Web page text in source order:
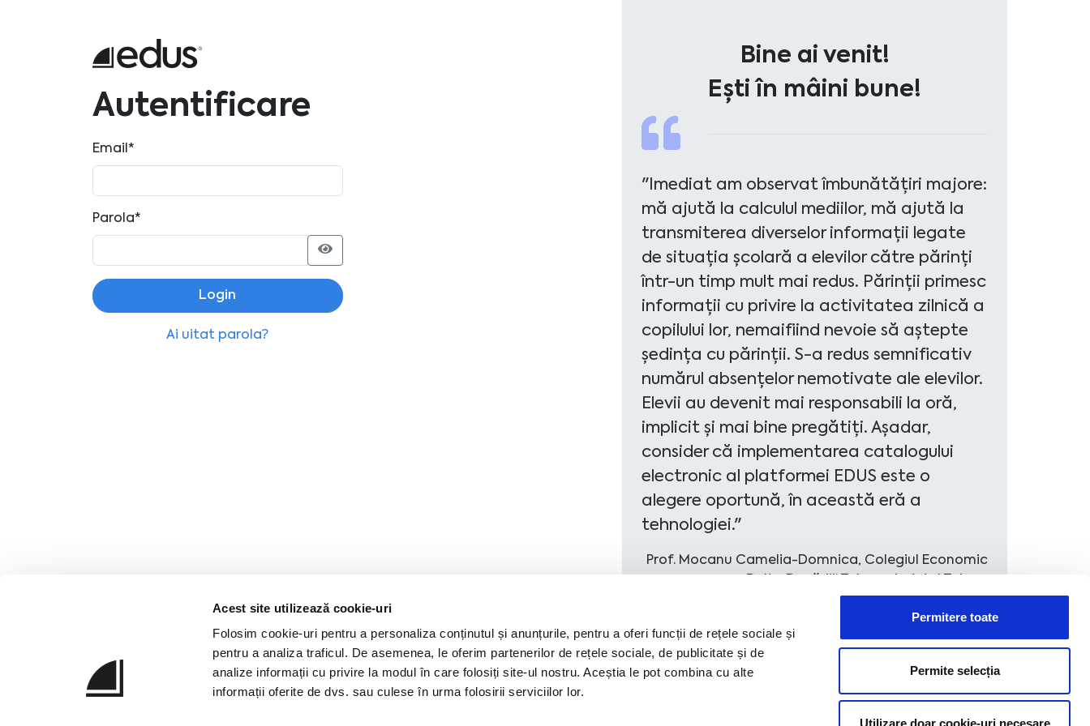
Acest site utilizează cookie-uri
Folosim cookie-uri pentru a personaliza conținutul și anunțurile, pentru a oferi funcții de rețele sociale și
pentru a analiza traficul. De asemenea, le oferim partenerilor de rețele sociale, de publicitate și de
analize informații cu privire la modul în care folosiți site-ul nostru. Aceștia le pot combina cu alte
informații oferite de dvs. sau culese în urma folosirii serviciilor lor.
Permitere toate
Permite selecția
Utilizare doar cookie-uri necesare
Autentificare
Email *
Parola*
Ai uitat parola?
Bine ai venit!
Ești în mâini bune!
"Imediat am observat îmbunătățiri majore:
mă ajută la calculul mediilor, mă ajută la
transmiterea diverselor informații legate
de situația școlară a elevilor către părinți
într-un timp mult mai redus. Părinții primesc
informații cu privire la activitatea zilnică a
copilului lor, nemaifiind nevoie să aștepte
ședința cu părinții. S-a redus semnificativ
numărul absențelor nemotivate ale elevilor.
Elevii au devenit mai responsabili la oră,
implicit și mai bine pregătiți. Așadar,
consider că implementarea catalogului
electronic al platformei EDUS este o
alegere oportună, în această eră a
tehnologiei."
Prof. Mocanu Camelia-Domnica, Colegiul Economic